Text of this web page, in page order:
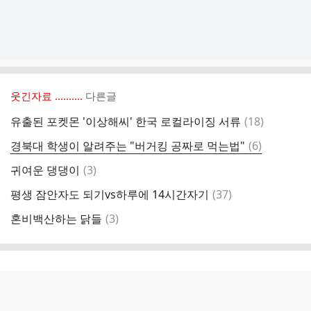
웃긴자료 ‥‥‥‥.. 다른글
유출된 포켓몬 '이상해씨' 한국 로컬라이징 서류 댓
(18)
경북대 학생이 알려주는 "버거킹 공짜로 먹는법" 댓
글
(6)
귀여운 댕댕이 댓
(3)
평생 잠안자도 되기vs하루에 14시간자기 댓
(37)
혼비백산하는 닭들 댓
(3)